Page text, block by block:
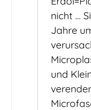
nicht …
Jahre
und